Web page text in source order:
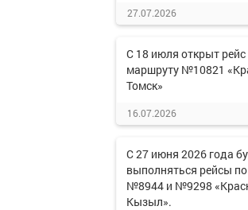
27.07.2026
С 18 июля открыт рейс
маршруту №10821
Томск»
16.07.2026
С 27 июня 2026 года
выполняться рейсы
№8944 и №9298
Кызыл».